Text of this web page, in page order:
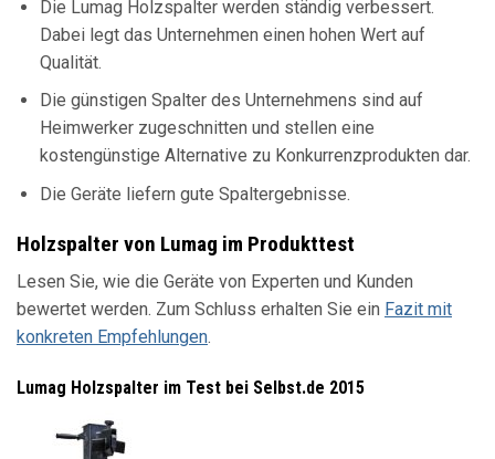
Die Lumag Holzspalter werden ständig verbessert.
Dabei legt das Unternehmen einen hohen Wert auf
Qualität.
Die günstigen Spalter des Unternehmens sind auf
Heimwerker zugeschnitten und stellen eine
kostengünstige Alternative zu Konkurrenzprodukten dar.
Die Geräte liefern gute Spaltergebnisse.
Holzspalter von Lumag im Produkttest
Lesen Sie, wie die Geräte von Experten und Kunden
bewertet werden. Zum Schluss erhalten Sie ein Fazit mit
konkreten Empfehlungen.
Lumag Holzspalter im Test bei Selbst.de 2015